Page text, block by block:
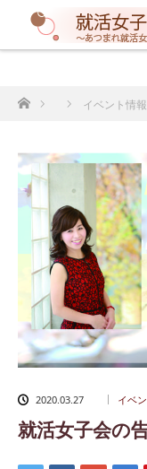
ホーム イベント情報
2020.03.27 イベ
就活女子会の